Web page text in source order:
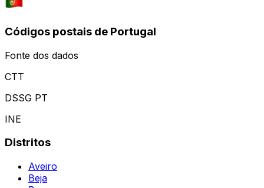
Códigos postais de Portugal
Fonte dos dados
CTT
DSSG PT
INE
Distritos
Aveiro
Beja